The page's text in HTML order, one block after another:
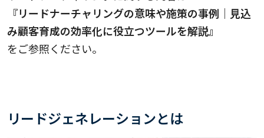
『リードナーチャリングの意味や施策の事例｜見込
み顧客育成の効率化に役立つツールを解説』
をご参照ください。
リードジェネレーションとは